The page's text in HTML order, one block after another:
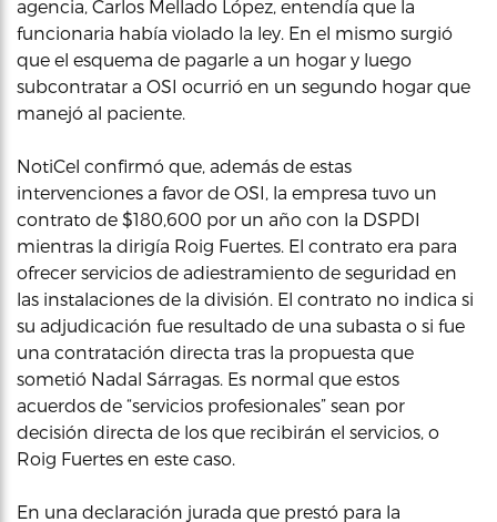
agencia, Carlos Mellado López, entendía que la
funcionaria había violado la ley. En el mismo surgió
que el esquema de pagarle a un hogar y luego
subcontratar a OSI ocurrió en un segundo hogar que
manejó al paciente.
NotiCel confirmó que, además de estas
intervenciones a favor de OSI, la empresa tuvo un
contrato de $180,600 por un año con la DSPDI
mientras la dirigía Roig Fuertes. El contrato era para
ofrecer servicios de adiestramiento de seguridad en
las instalaciones de la división. El contrato no indica si
su adjudicación fue resultado de una subasta o si fue
una contratación directa tras la propuesta que
sometió Nadal Sárragas. Es normal que estos
acuerdos de “servicios profesionales” sean por
decisión directa de los que recibirán el servicios, o
Roig Fuertes en este caso.
En una declaración jurada que prestó para la